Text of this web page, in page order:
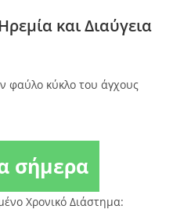
και Διαύγεια
φαύλο κύκλο του άγχους
σήμερα
Χρονικό Διάστημα: